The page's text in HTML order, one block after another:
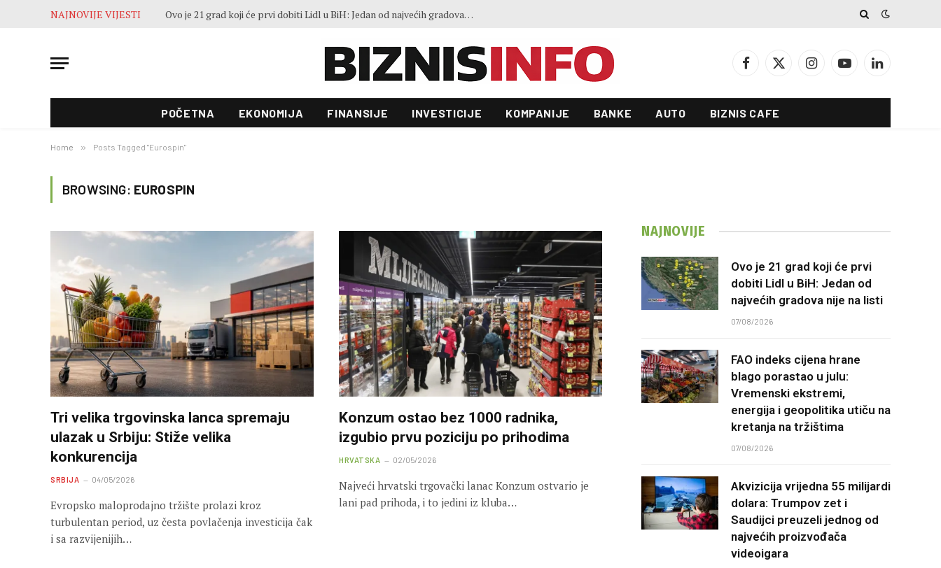
NAJNOVIJE VIJESTI FAO indeks cijena hrane blago porastao u julu: Vremenski ekstremi, energija i geopolitika utiču na kretanja na tržištima
Facebook
X
InstagramYouTubeLinkedIn
POČETNA EKONOMIJA FINANSIJE INVESTICIJE KOMPANIJE BANKE AUTO BIZNIS CAFE
Home » Posts Tagged "Eurospin"
BROWSING: EUROSPIN
Tri velika trgovinska lanca spremaju
ulazak u Srbiju: Stiže velika
konkurencija
SRBIJA 04/05/2026
Evropsko maloprodajno tržište prolazi kroz
turbulentan period, uz česta povlačenja investicija čak
i sa razvijenijih…
Konzum ostao bez 1000 radnika,
izgubio prvu poziciju po prihodima
HRVATSKA 02/05/2026
Najveći hrvatski trgovački lanac Konzum ostvario je
lani pad prihoda, i to jedini iz kluba…
NAJNOVIJE
Ovo je 21 grad koji će prvi
dobiti Lidl u BiH: Jedan od
najvećih gradova nije na listi
07/08/2026
FAO indeks cijena hrane
blago porastao u julu:
Vremenski ekstremi,
energija i geopolitika utiču na
kretanja na tržištima
07/08/2026
Akvizicija vrijedna 55 milijardi
dolara: Trumpov zet i
Saudijci preuzeli jednog od
najvećih proizvođača
videoigara